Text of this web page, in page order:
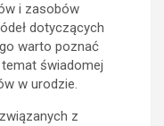
i zasobów
dotyczących
warto poznać
świadomej
w urodzie.
z